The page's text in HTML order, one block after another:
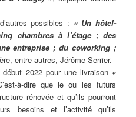
possibles : « Un hôtel-
chambres à l’étage ; des
entreprise ; du coworking ;
entre autres, Jérôme Serrier.
2022 pour une livraison «
à-dire que le ou les futurs
rénovée et qu’ils pourront
besoins et l’activité qu’ils